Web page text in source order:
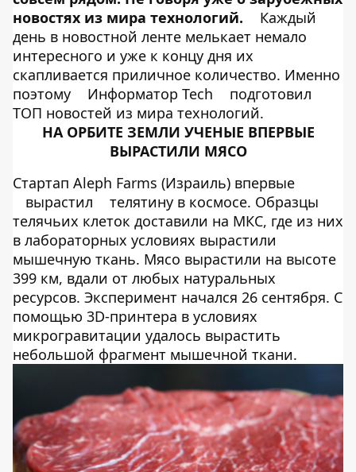
новостях из мира технологий.
Каждый
день в новостной ленте мелькает немало
интересного и уже к концу дня их
скапливается приличное количество. Именно
поэтому
Информатор Tech
подготовил
ТОП новостей из мира технологий.
НА ОРБИТЕ ЗЕМЛИ УЧЕНЫЕ ВПЕРВЫЕ
ВЫРАСТИЛИ МЯСО
Стартап Aleph Farms (Израиль) впервые
вырастил
телятину в космосе. Образцы
телячьих клеток доставили на МКС, где из них
в лабораторных условиях вырастили
мышечную ткань. Мясо вырастили на высоте
399 км, вдали от любых натуральных
ресурсов. Эксперимент начался 26 сентября. С
помощью 3D-принтера в условиях
микрогравитации удалось вырастить
небольшой фрагмент мышечной ткани.